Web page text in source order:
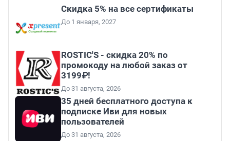
Скидка 5% на все сертификаты
До 1 января, 2027
ROSTIC'S - скидка 20% по
промокоду на любой заказ от
3199₽!
До 31 августа, 2026
35 дней бесплатного доступа к
подписке Иви для новых
пользователей
До 31 августа, 2026